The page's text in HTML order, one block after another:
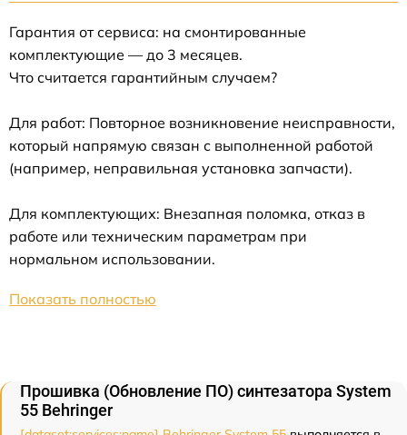
Гарантия от сервиса: на смонтированные
комплектующие — до 3 месяцев.
Что считается гарантийным случаем?
Для работ: Повторное возникновение неисправности,
который напрямую связан с выполненной работой
(например, неправильная установка запчасти).
Для комплектующих: Внезапная поломка, отказ в
работе или техническим параметрам при
нормальном использовании.
Показать полностью
Прошивка (Обновление ПО) синтезатора System
55 Behringer